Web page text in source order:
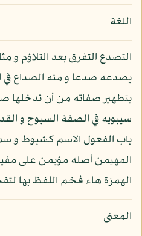
اللغة
التصدع التفرق بعد التلاؤم و
يصدعه صدعا و منه الصداع
بتطهير صفاته من أن
سيبويه في الصفة السبوح و
باب الفعول الاسم كشبوط و
المهيمن أصله مؤيمن على
الهمزة هاء فخم اللفظ بها
المعنى